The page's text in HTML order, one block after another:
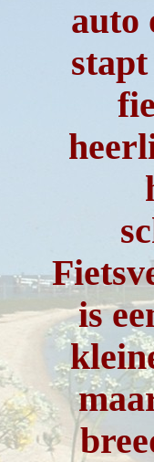
auto
is